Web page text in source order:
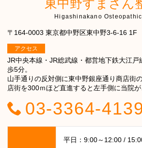
東中野すまさん
Higashinakano
〒164-0003 東京都中野区東中野3-6-16 1F
アクセス
JR中央本線・JR総武線・都営地下鉄大江戸
歩5分。
山手通りの反対側に東中野銀座通り商店街
店街を300ｍほど直進すると左手側に当院が
03-3364-
平日：9:00～12:00 /